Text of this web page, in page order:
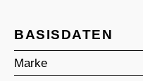
BASISDATEN
Marke